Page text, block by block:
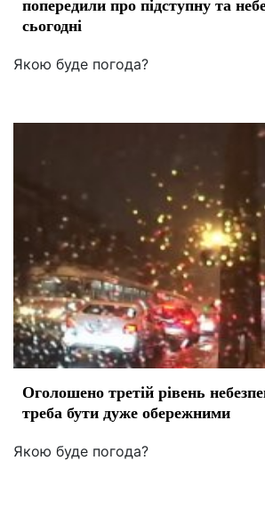
попередили про підступну та
сьогодні
Якою буде погода?
Оголошено третій рівень
треба бути дуже обережними
Якою буде погода?